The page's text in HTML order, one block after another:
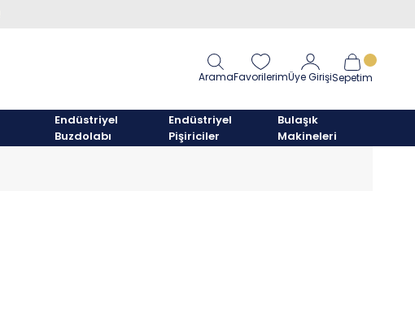
AramaFavorilerimÜye GirişiSepetim
Endüstriyel
Buzdolabı
Endüstriyel
Pişiriciler
Bulaşık
Makineleri